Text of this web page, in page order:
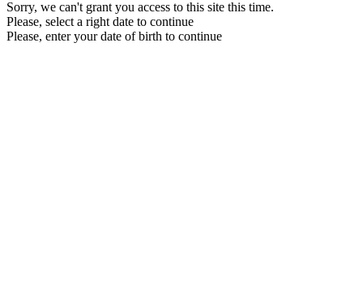
Sorry, we can't grant you access to this site this time.
Please, select a right date to continue
Please, enter your date of birth to continue